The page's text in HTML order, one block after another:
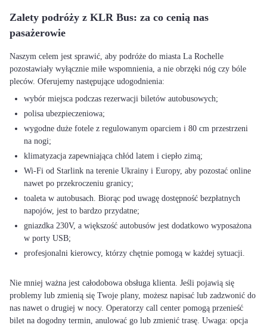
Zalety podróży z KLR Bus: za co cenią nas
pasażerowie
Naszym celem jest sprawić, aby podróże do miasta La Rochelle
pozostawiały wyłącznie miłe wspomnienia, a nie obrzęki nóg czy bóle
wybór miejsca podczas rezerwacji biletów autobusowych;
polisa ubezpieczeniowa;
wygodne duże fotele z regulowanym oparciem i 80 cm przestrzeni
na nogi;
klimatyzacja zapewniająca chłód latem i ciepło zimą;
Wi-Fi od Starlink na terenie Ukrainy i Europy, aby pozostać online
nawet po przekroczeniu granicy;
toaleta w autobusach. Biorąc pod uwagę dostępność bezpłatnych
napojów, jest to bardzo przydatne;
gniazdka 230V, a większość autobusów jest dodatkowo wyposażona
w porty USB;
profesjonalni kierowcy, którzy chętnie pomogą w każdej sytuacji.
Nie mniej ważna jest całodobowa obsługa klienta. Jeśli pojawią się
problemy lub zmienią się Twoje plany, możesz napisać lub zadzwonić do
nas nawet o drugiej w nocy. Operatorzy call center pomogą przenieść
bilet na dogodny termin, anulować go lub zmienić trasę. Uwaga: opcja